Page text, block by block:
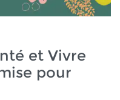
et Vivre
pour